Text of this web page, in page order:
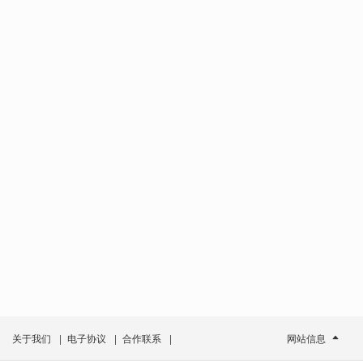
关于我们 | 电子协议 | 合作联系 | 网站信息